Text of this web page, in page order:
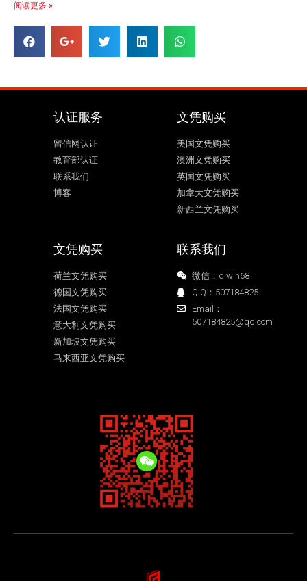
阅读更多 »
认证服务
留信网认证
教育部认证
联系我们
博客
文凭购买
美国文凭购买
澳洲文凭购买
英国文凭购买
加拿大文凭购买
新西兰文凭购买
文凭购买
荷兰文凭购买
德国文凭购买
法国文凭购买
意大利文凭购买
新加坡文凭购买
马来西亚文凭购买
联系我们
微信：diwin68
Q Q：507184825
Email：
507184825@qq.com